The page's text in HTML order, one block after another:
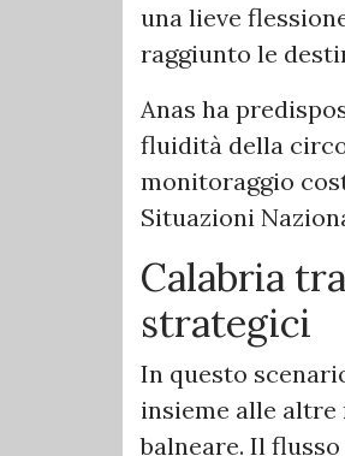
una lieve
raggiunto le
Anas ha
fluidità della
monitoraggio
Situazioni
Calabria
strategici
In questo
insieme alle
balneare. Il